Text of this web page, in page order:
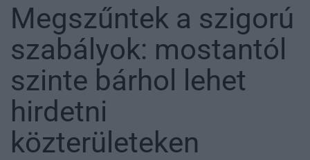
Megszűntek a szigorú
szabályok: mostantól
szinte bárhol lehet
hirdetni
közterületeken